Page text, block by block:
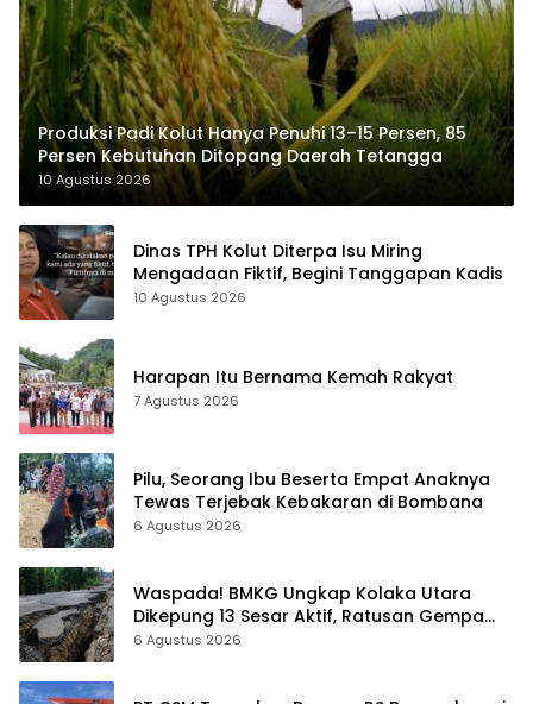
Produksi Padi Kolut Hanya Penuhi 13–15 Persen, 85
Persen Kebutuhan Ditopang Daerah Tetangga
10 Agustus 2026
Dinas TPH Kolut Diterpa Isu Miring
Mengadaan Fiktif, Begini Tanggapan Kadis
10 Agustus 2026
Harapan Itu Bernama Kemah Rakyat
7 Agustus 2026
Pilu, Seorang Ibu Beserta Empat Anaknya
Tewas Terjebak Kebakaran di Bombana
6 Agustus 2026
Waspada! BMKG Ungkap Kolaka Utara
Dikepung 13 Sesar Aktif, Ratusan Gempa
Sudah Terekam
6 Agustus 2026